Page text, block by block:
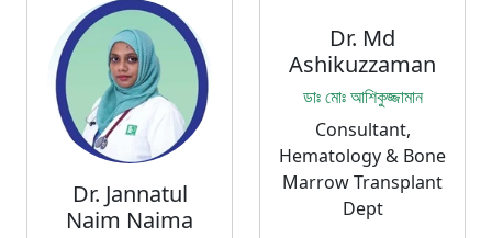
Dr. Jannatul
Naim Naima
Dr. Md
Ashikuzzaman
ডাঃ মোঃ আশিকুজ্জামান
Consultant,
Hematology & Bone
Marrow Transplant
Dept